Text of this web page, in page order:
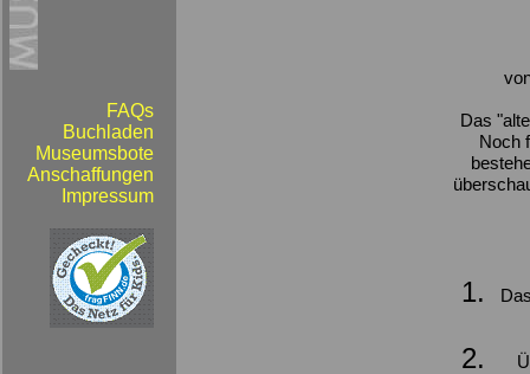
FAQs
Buchladen
Museumsbote
Anschaffungen
Impressum
Das
Noch